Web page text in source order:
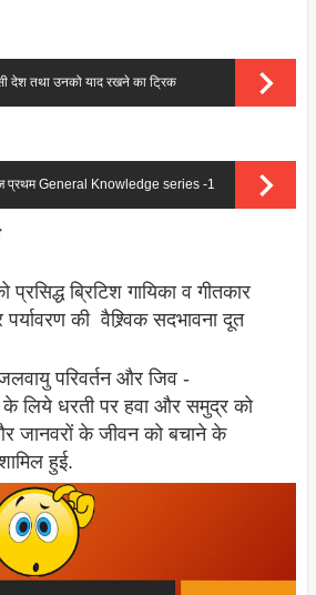
देश तथा उनको याद रखने का ट्रिक
प्रथम General Knowledge series -1
ब्रिटिश गायिका व गीतकार
पर्यावरण की वैश्र्विक सदभावना दूत
परिवर्तन और जिव -
के लिये धरती पर हवा और समुद्र को
जानवरों के जीवन को बचाने के
हुई.